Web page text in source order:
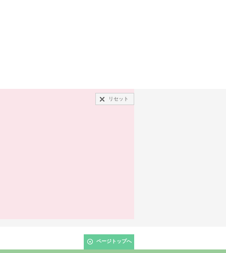
リセット
ページトップへ